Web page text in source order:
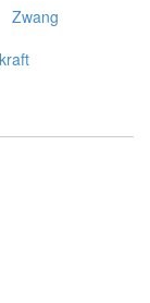
Zwang
kraft